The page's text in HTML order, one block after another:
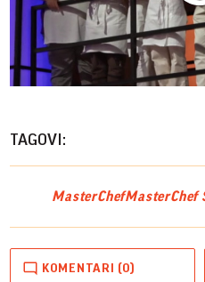
TAGOVI:
MasterChefMasterChef
KOMENTARI (0)